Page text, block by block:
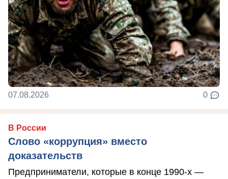
07.08.2026 0
В России
Слово «коррупция» вместо
доказательств
Предприниматели, которые в конце 1990-х —